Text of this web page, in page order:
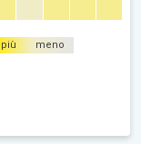
più meno